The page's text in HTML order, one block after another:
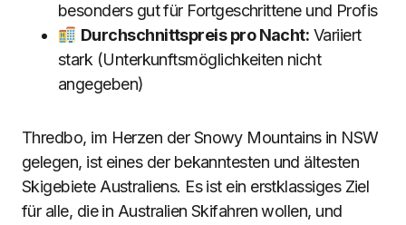
besonders gut für Fortgeschrittene und Profis
Durchschnittspreis pro Nacht: Variiert
stark (Unterkunftsmöglichkeiten nicht
angegeben)
Thredbo, im Herzen der Snowy Mountains in NSW
gelegen, ist eines der bekanntesten und ältesten
Skigebiete Australiens. Es ist ein erstklassiges Ziel
für alle, die in Australien Skifahren wollen, und